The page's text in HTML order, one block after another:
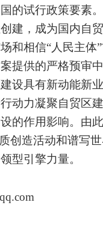
的试行政策要素
建，成为国内自
和相信“人民主
提供的严格预审
设具有新动能新
动力凝聚自贸区
的作用影响。由
创造活动和谱写
型引擎力量。